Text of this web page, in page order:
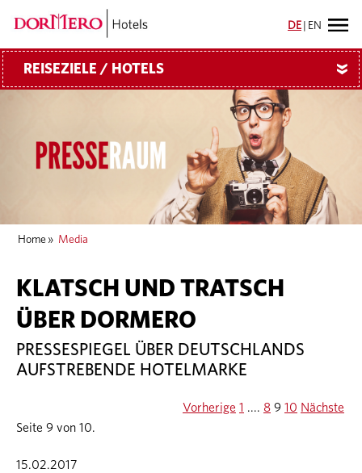
DE EN
REISEZIELE / HOTELS »
Home » Media
KLATSCH UND TRATSCH
ÜBER DORMERO
PRESSESPIEGEL ÜBER DEUTSCHLANDS
AUFSTREBENDE HOTELMARKE
Seite 9 von 10.
Vorherige 1 .... 8 9 10 Nächste
15.02.2017